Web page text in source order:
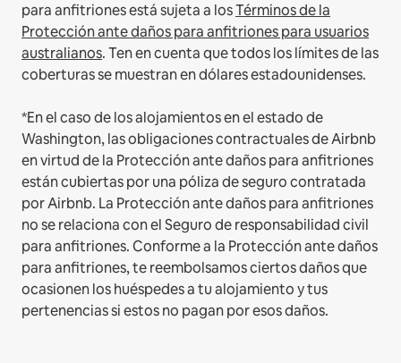
para anfitriones está sujeta a losTérminos de la
Protección ante daños para anfitriones para usuarios
australianos. Ten en cuenta que todos los límites de las
coberturas se muestran en dólares estadounidenses.
*En el caso de los alojamientos en el estado de
Washington, las obligaciones contractuales de Airbnb
en virtud de la Protección ante daños para anfitriones
están cubiertas por una póliza de seguro contratada
por Airbnb. La Protección ante daños para anfitriones
no se relaciona con el Seguro de responsabilidad civil
para anfitriones. Conforme a la Protección ante daños
para anfitriones, te reembolsamos ciertos daños que
ocasionen los huéspedes a tu alojamiento y tus
pertenencias si estos no pagan por esos daños.